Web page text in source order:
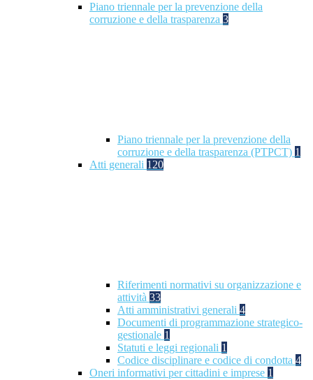
Piano triennale per la prevenzione della
corruzione e della trasparenza 3
Piano triennale per la prevenzione della
corruzione e della trasparenza (PTPCT) 1
Atti generali 120
Riferimenti normativi su organizzazione e
attività 33
Atti amministrativi generali 4
Documenti di programmazione strategico-
gestionale 1
Statuti e leggi regionali 1
Codice disciplinare e codice di condotta 4
Oneri informativi per cittadini e imprese 1